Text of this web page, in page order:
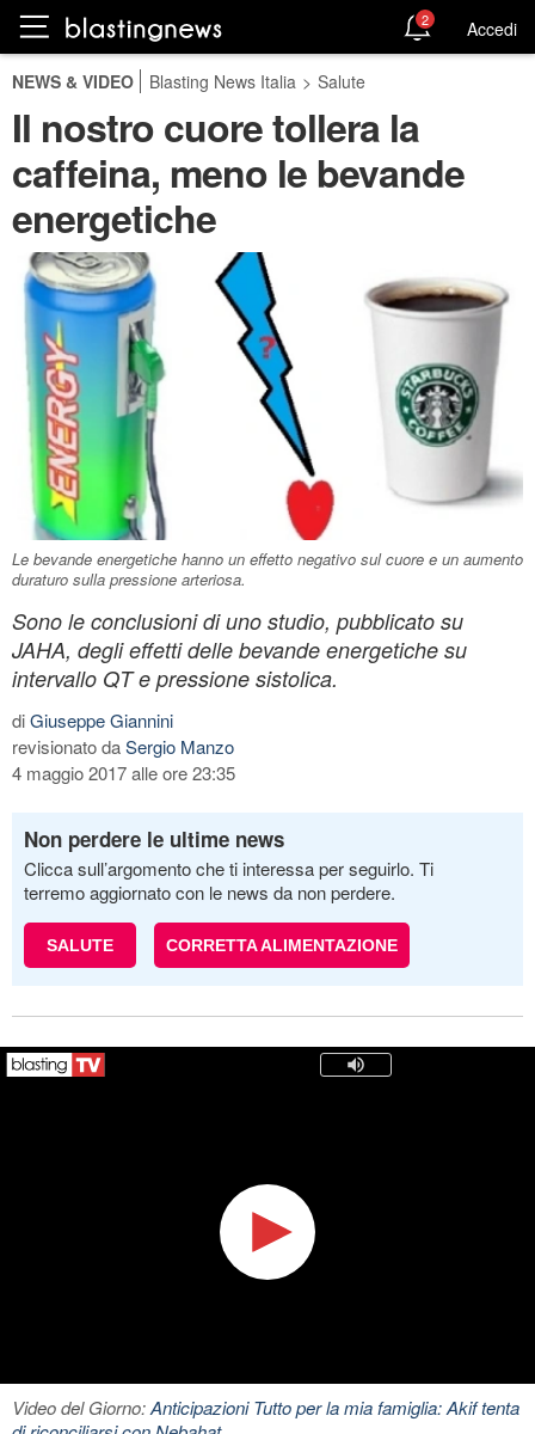
2 Accedi
NEWS & VIDEO Blasting News Italia > Salute
Il nostro cuore tollera la
caffeina, meno le bevande
energetiche
Le bevande energetiche hanno un effetto negativo sul cuore e un aumento
duraturo sulla pressione arteriosa.
Sono le conclusioni di uno studio, pubblicato su
JAHA, degli effetti delle bevande energetiche su
intervallo QT e pressione sistolica.
diGiuseppe Giannini
revisionato daSergio Manzo
4 maggio 2017 alle ore 23:35
Non perdere le ultime news
Clicca sull’argomento che ti interessa per seguirlo. Ti
terremo aggiornato con le news da non perdere.
SALUTE CORRETTA ALIMENTAZIONE
Video del Giorno:Anticipazioni Tutto per la mia famiglia: Akif tenta